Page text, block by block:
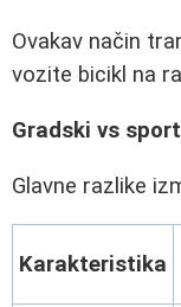
Ovakav način
vozite bicikl na
Gradski vs
Glavne razlike
Karakteristika